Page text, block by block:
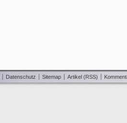
Datenschutz Sitemap Artikel (RSS)